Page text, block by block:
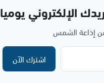
الإلكتروني يوميا
إذاعة الشمس
اشترك الآن